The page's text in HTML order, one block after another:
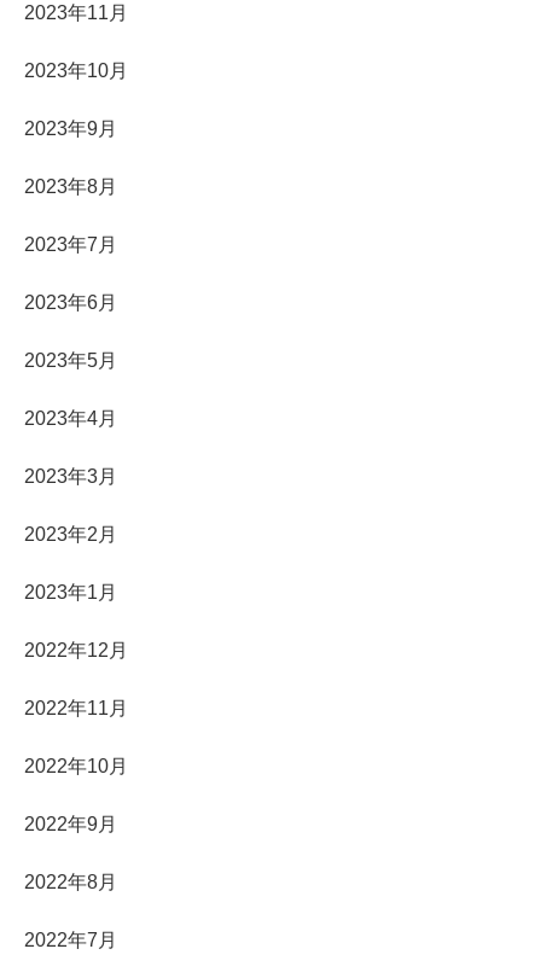
2023年11月
2023年10月
2023年9月
2023年8月
2023年7月
2023年6月
2023年5月
2023年4月
2023年3月
2023年2月
2023年1月
2022年12月
2022年11月
2022年10月
2022年9月
2022年8月
2022年7月